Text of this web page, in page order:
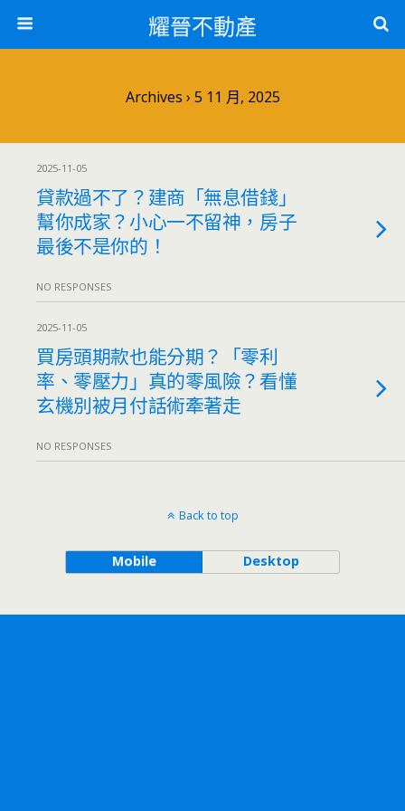
耀晉不動產
Archives › 5 11 月, 2025
2025-11-05
貸款過不了？建商「無息借錢」
幫你成家？小心一不留神，房子
最後不是你的！
NO RESPONSES
2025-11-05
買房頭期款也能分期？「零利
率、零壓力」真的零風險？看懂
玄機別被月付話術牽著走
NO RESPONSES
Back to top
Mobile Desktop